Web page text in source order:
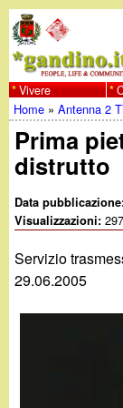
w
w
w
.
g
a
Vivere
Tu
sei
qui
Home »Antenna 2
Prima
distrutto
Data
Visualizzazioni:
Servizio
29.06.2005